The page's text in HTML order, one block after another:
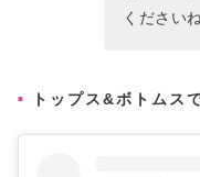
ください
トップス&ボトムス